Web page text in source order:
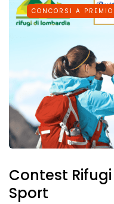
CONCORSI A PREMIO
Contest
Sport